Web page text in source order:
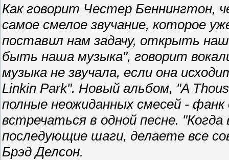
Как говорит Честер Беннингтон,
самое смелое звучание, которое
поставил нам задачу, открыть
быть наша музыка", говорит
музыка не звучала, если она
Linkin Park". Новый альбом, "A
полные неожиданных смесей -
встречаться в одной песне.
последующие шаги, делаете все
Брэд Делсон.